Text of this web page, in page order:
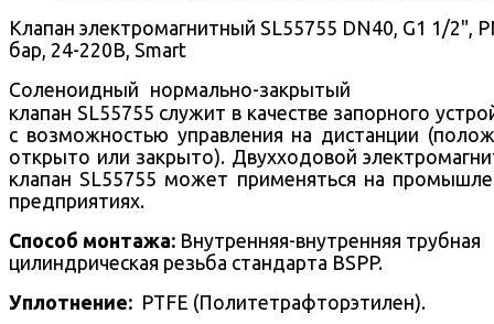
Клапан электромагнитный SL55755 DN40, G1 1/2",
бар, 24-220В, Smart
Соленоидный нормально-закрытый
клапан SL55755 служит в качестве запорного
с возможностью управления на дистанции
открыто или закрыто). Двухходовой
клапан SL55755 может применяться на
предприятиях.
Способ монтажа: Внутренняя-внутренняя трубная
цилиндрическая резьба стандарта BSPP.
Уплотнение: PTFE (Политетрафторэтилен).